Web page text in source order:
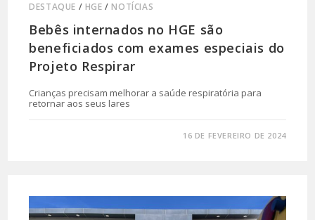
DESTAQUE / HGE /NOTÍCIAS
Bebês internados no HGE são
beneficiados com exames especiais do
Projeto Respirar
Crianças precisam melhorar a saúde respiratória para
retornar aos seus lares
16 DE FEVEREIRO DE 2024